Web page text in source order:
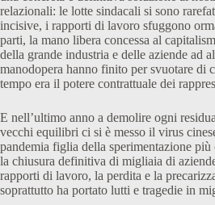
relazionali: le lotte sindacali si sono
incisive, i rapporti di lavoro sfuggono
parti, la mano libera concessa al
della grande industria e delle aziende ad
manodopera hanno finito per svuotare di
tempo era il potere contrattuale dei
E nell’ultimo anno a demolire ogni
vecchi equilibri ci si è messo il virus
pandemia figlia della sperimentazione
la chiusura definitiva di migliaia di
rapporti di lavoro, la perdita e la
soprattutto ha portato lutti e tragedie in